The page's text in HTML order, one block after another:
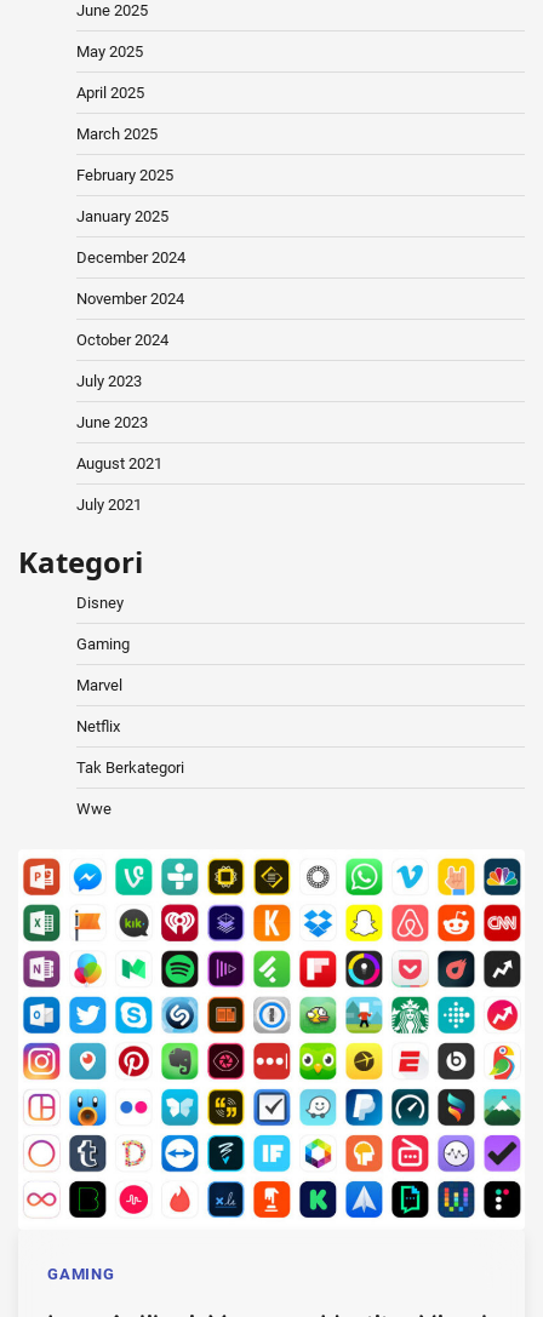
June 2025
May 2025
April 2025
March 2025
February 2025
January 2025
December 2024
November 2024
October 2024
July 2023
June 2023
August 2021
July 2021
Kategori
Disney
Gaming
Marvel
Netflix
Tak Berkategori
Wwe
GAMING